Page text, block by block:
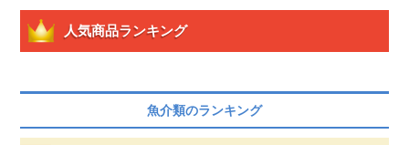
人気商品ランキング
魚介類のランキング